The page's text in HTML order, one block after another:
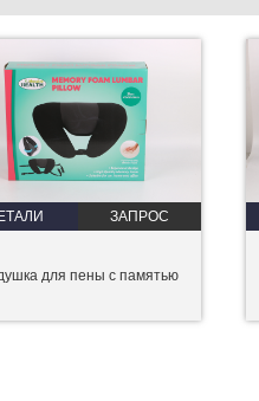
ЗАПРОС
для пены с памятью